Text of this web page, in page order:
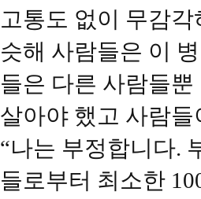
고통도 없이 무감
슷해 사람들은 이
들은 다른 사람들
살아야 했고 사람
“나는 부정합니다.
들로부터 최소한